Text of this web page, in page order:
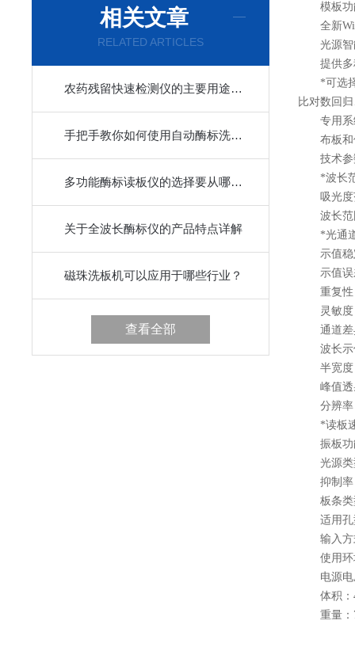
相关文章
RELATED ARTICLES
农药残留快速检测仪的主要用途是什么
手把手教你如何使用自动酶标洗板机
多功能酶标读板仪的选择要从哪五点入
关于全波长酶标仪的产品特点详解
磁珠洗板机可以应用于哪些行业？
查看全部
模板功能
全新
光源智
提供多种
*可选择
比对数回
专用系统
布板和保
技术参
*波长范
吸光度
波长范围
*光通道
示值稳定
示值误差
重复性
灵敏度
通道差
波长示
半宽度
峰值透
分辨率：
*读板速
振板功
光源类
抑制率
板条类型
适用孔
输入方
使用环
电源电压
体积：
重量：